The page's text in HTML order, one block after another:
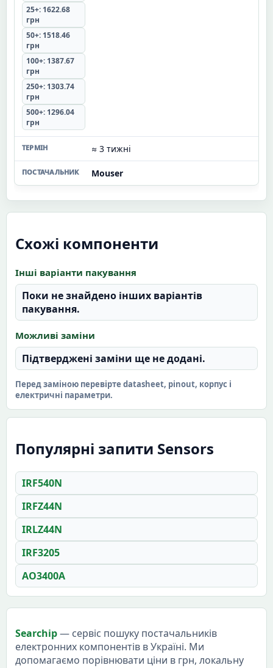
25+: 1622.68
грн
50+: 1518.46
грн
100+: 1387.67
грн
250+: 1303.74
грн
500+: 1296.04
грн
≈ 3 тижні
Mouser
Схожі компоненти
Інші варіанти пакування
Поки не знайдено інших варіантів
пакування.
Можливі заміни
Підтверджені заміни ще не додані.
Перед заміною перевірте datasheet, pinout, корпус і
електричні параметри.
Популярні запити Sensors
IRF540N
IRFZ44N
IRLZ44N
IRF3205
AO3400A
Searchip— сервіс пошуку постачальників
електронних компонентів в Україні. Ми
допомагаємо порівнювати ціни в грн, локальну